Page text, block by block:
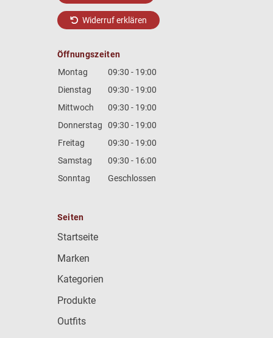
Widerruf erklären
Öffnungszeiten
Montag
09:30 - 19:00
Dienstag
09:30 - 19:00
Mittwoch
09:30 - 19:00
Donnerstag
09:30 - 19:00
Freitag
09:30 - 19:00
Samstag
09:30 - 16:00
Sonntag
Geschlossen
Seiten
Startseite
Marken
Kategorien
Produkte
Outfits